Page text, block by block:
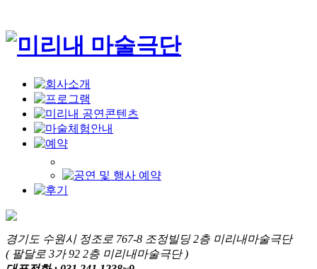
경기도 수원시 정조로 767-8 조정빌딩 2층 미리내마술극단
( 팔달로 3가 92 2층 미리내마술극단 )